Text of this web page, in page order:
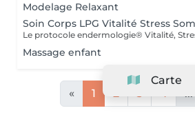
Modelage Relaxant
Soin Corps LPG Vitalité Stress
Massage enfant
« 1 2 3 4 ...
Carte